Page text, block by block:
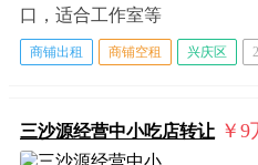
口，适合工作室等
商铺出租 商铺空租 兴庆区
三沙源经营中小吃店转让 ￥9